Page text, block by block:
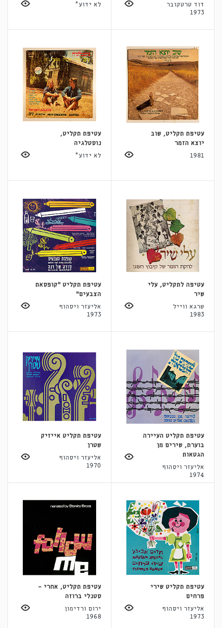
דוד טרטקובר
1973
לא ידוע*
עטיפת תקליט, שוב
יוצא הזמר
1981
עטיפת תקליט,
נוסטלגיה
לא ידוע*
עטיפה לתקליט, עלי
שיר
שרגא ווייל
1983
עטיפת תקליט "קופסאת
הצבעים"
אליעזר ויסהוף
1973
עטיפת תקליט העיירה
בוערת, שירים מן
הגטאות
אליעזר ויסהוף
1974
עטיפת תקליט אייזיק
שטרן
אליעזר ויסהוף
1970
עטיפת תקליט שירי
פרחים
אליעזר ויסהוף
1973
עטיפת תקליט, אחרי -
סטנלי ברוזה
ירום ורדימון
1968